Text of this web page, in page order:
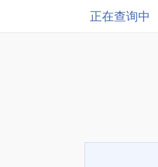
正在查询中